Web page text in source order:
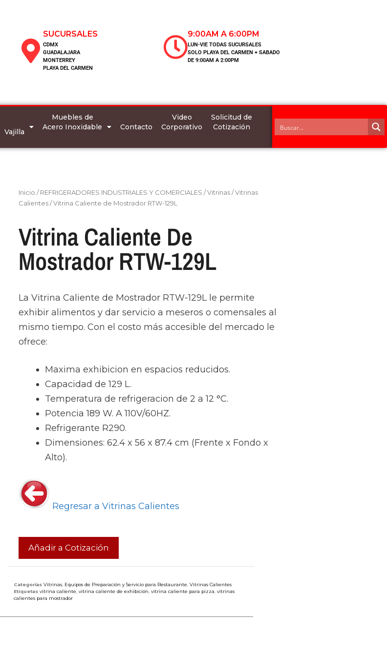
SUCURSALES
CDMX
GUADALAJARA
MONTERREY
PLAYA DEL CARMEN
9:00AM A 6:00PM
LUN-VIE TODAS SUCURSALES
SOLO PLAYA DEL CARMEN + SABADO
DE 9:00AM A 2:00PM
Vajilla
Muebles de
Acero Inoxidable
Contacto
Video
Corporativo
Solicitud de
Cotización
Inicio /REFRIGERADORES INDUSTRIALES Y COMERCIALES /Vitrinas/Vitrinas
Calientes/ Vitrina Caliente de Mostrador RTW-129L
Vitrina Caliente De
Mostrador RTW-129L
La Vitrina Caliente de Mostrador RTW-129L le permite
exhibir alimentos y dar servicio a meseros o comensales al
mismo tiempo. Con el costo más accesible del mercado le
ofrece:
Maxima exhibicion en espacios reducidos.
Capacidad de 129 L.
Temperatura de refrigeracion de 2 a 12 °C.
Potencia 189 W. A 110V/60HZ.
Refrigerante R290.
Dimensiones: 62.4 x 56 x 87.4 cm (Frente x Fondo x
Alto).
Regresar a Vitrinas Calientes
Añadir a Cotización
Categorías Vitrinas Equipos de Preparación y Servicio para Restaurante Vitrinas Calientes
Etiquetas vitrina caliente vitrina caliente de exhibición vitrina caliente para pizza vitrinas
calientes para mostrador